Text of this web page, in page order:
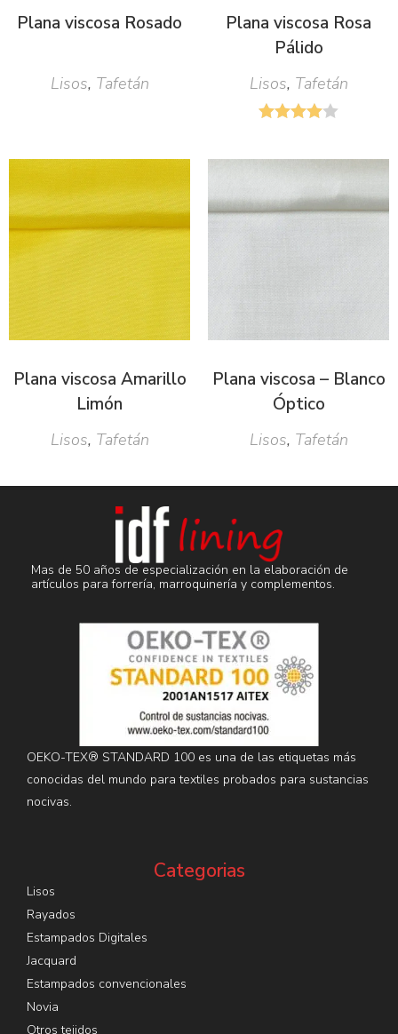
Plana viscosa Rosado
Lisos, Tafetán
Plana viscosa Rosa
Pálido
Lisos, Tafetán
Plana viscosa Amarillo
Limón
Lisos, Tafetán
Plana viscosa – Blanco
Óptico
Lisos, Tafetán
Mas de 50 años de especialización en la elaboración de
artículos para forrería, marroquinería y complementos.
OEKO-TEX® STANDARD 100 es una de las etiquetas más
conocidas del mundo para textiles probados para sustancias
nocivas.
Categorias
Lisos
Rayados
Estampados Digitales
Jacquard
Estampados convencionales
Novia
Otros tejidos